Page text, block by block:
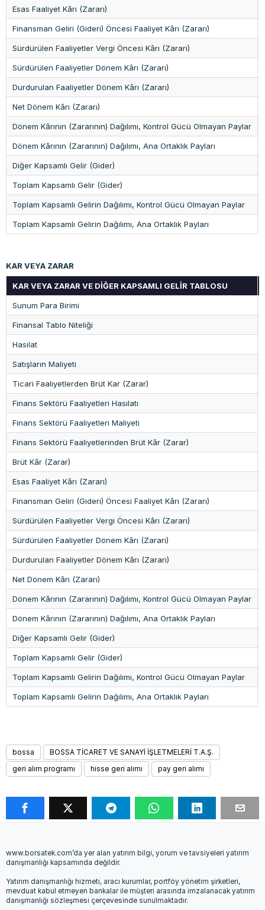
Esas Faaliyet Kârı (Zararı)
Finansman Geliri (Gideri) Öncesi Faaliyet Kârı (Zararı)
Sürdürülen Faaliyetler Vergi Öncesi Kârı (Zararı)
Sürdürülen Faaliyetler Dönem Kârı (Zararı)
Durdurulan Faaliyetler Dönem Kârı (Zararı)
Net Dönem Kârı (Zararı)
Dönem Kârının (Zararının) Dağılımı, Kontrol Gücü Olmayan Paylar
Dönem Kârının (Zararının) Dağılımı, Ana Ortaklık Payları
Diğer Kapsamlı Gelir (Gider)
Toplam Kapsamlı Gelir (Gider)
Toplam Kapsamlı Gelirin Dağılımı, Kontrol Gücü Olmayan Paylar
Toplam Kapsamlı Gelirin Dağılımı, Ana Ortaklık Payları
KAR VEYA ZARAR
KAR VEYA ZARAR VE DİĞER KAPSAMLI GELİR TABLOSU
Sunum Para Birimi
Finansal Tablo Niteliği
Hasılat
Satışların Maliyeti
Ticari Faaliyetlerden Brüt Kar (Zarar)
Finans Sektörü Faaliyetleri Hasılatı
Finans Sektörü Faaliyetleri Maliyeti
Finans Sektörü Faaliyetlerinden Brüt Kâr (Zarar)
Brüt Kâr (Zarar)
Esas Faaliyet Kârı (Zararı)
Finansman Geliri (Gideri) Öncesi Faaliyet Kârı (Zararı)
Sürdürülen Faaliyetler Vergi Öncesi Kârı (Zararı)
Sürdürülen Faaliyetler Dönem Kârı (Zararı)
Durdurulan Faaliyetler Dönem Kârı (Zararı)
Net Dönem Kârı (Zararı)
Dönem Kârının (Zararının) Dağılımı, Kontrol Gücü Olmayan Paylar
Dönem Kârının (Zararının) Dağılımı, Ana Ortaklık Payları
Diğer Kapsamlı Gelir (Gider)
Toplam Kapsamlı Gelir (Gider)
Toplam Kapsamlı Gelirin Dağılımı, Kontrol Gücü Olmayan Paylar
Toplam Kapsamlı Gelirin Dağılımı, Ana Ortaklık Payları
bossa
BOSSA TİCARET VE SANAYİ İŞLETMELERİ T.A.Ş.
geri alım programı
hisse geri alımı pay geri alımı
www.borsatek.com’da yer alan yatırım bilgi, yorum ve tavsiyeleri yatırım
danışmanlığı kapsamında değildir.
Yatırım danışmanlığı hizmeti, aracı kurumlar, portföy yönetim şirketleri,
mevduat kabul etmeyen bankalar ile müşteri arasında imzalanacak yatırım
danışmanlığı sözleşmesi çerçevesinde sunulmaktadır.